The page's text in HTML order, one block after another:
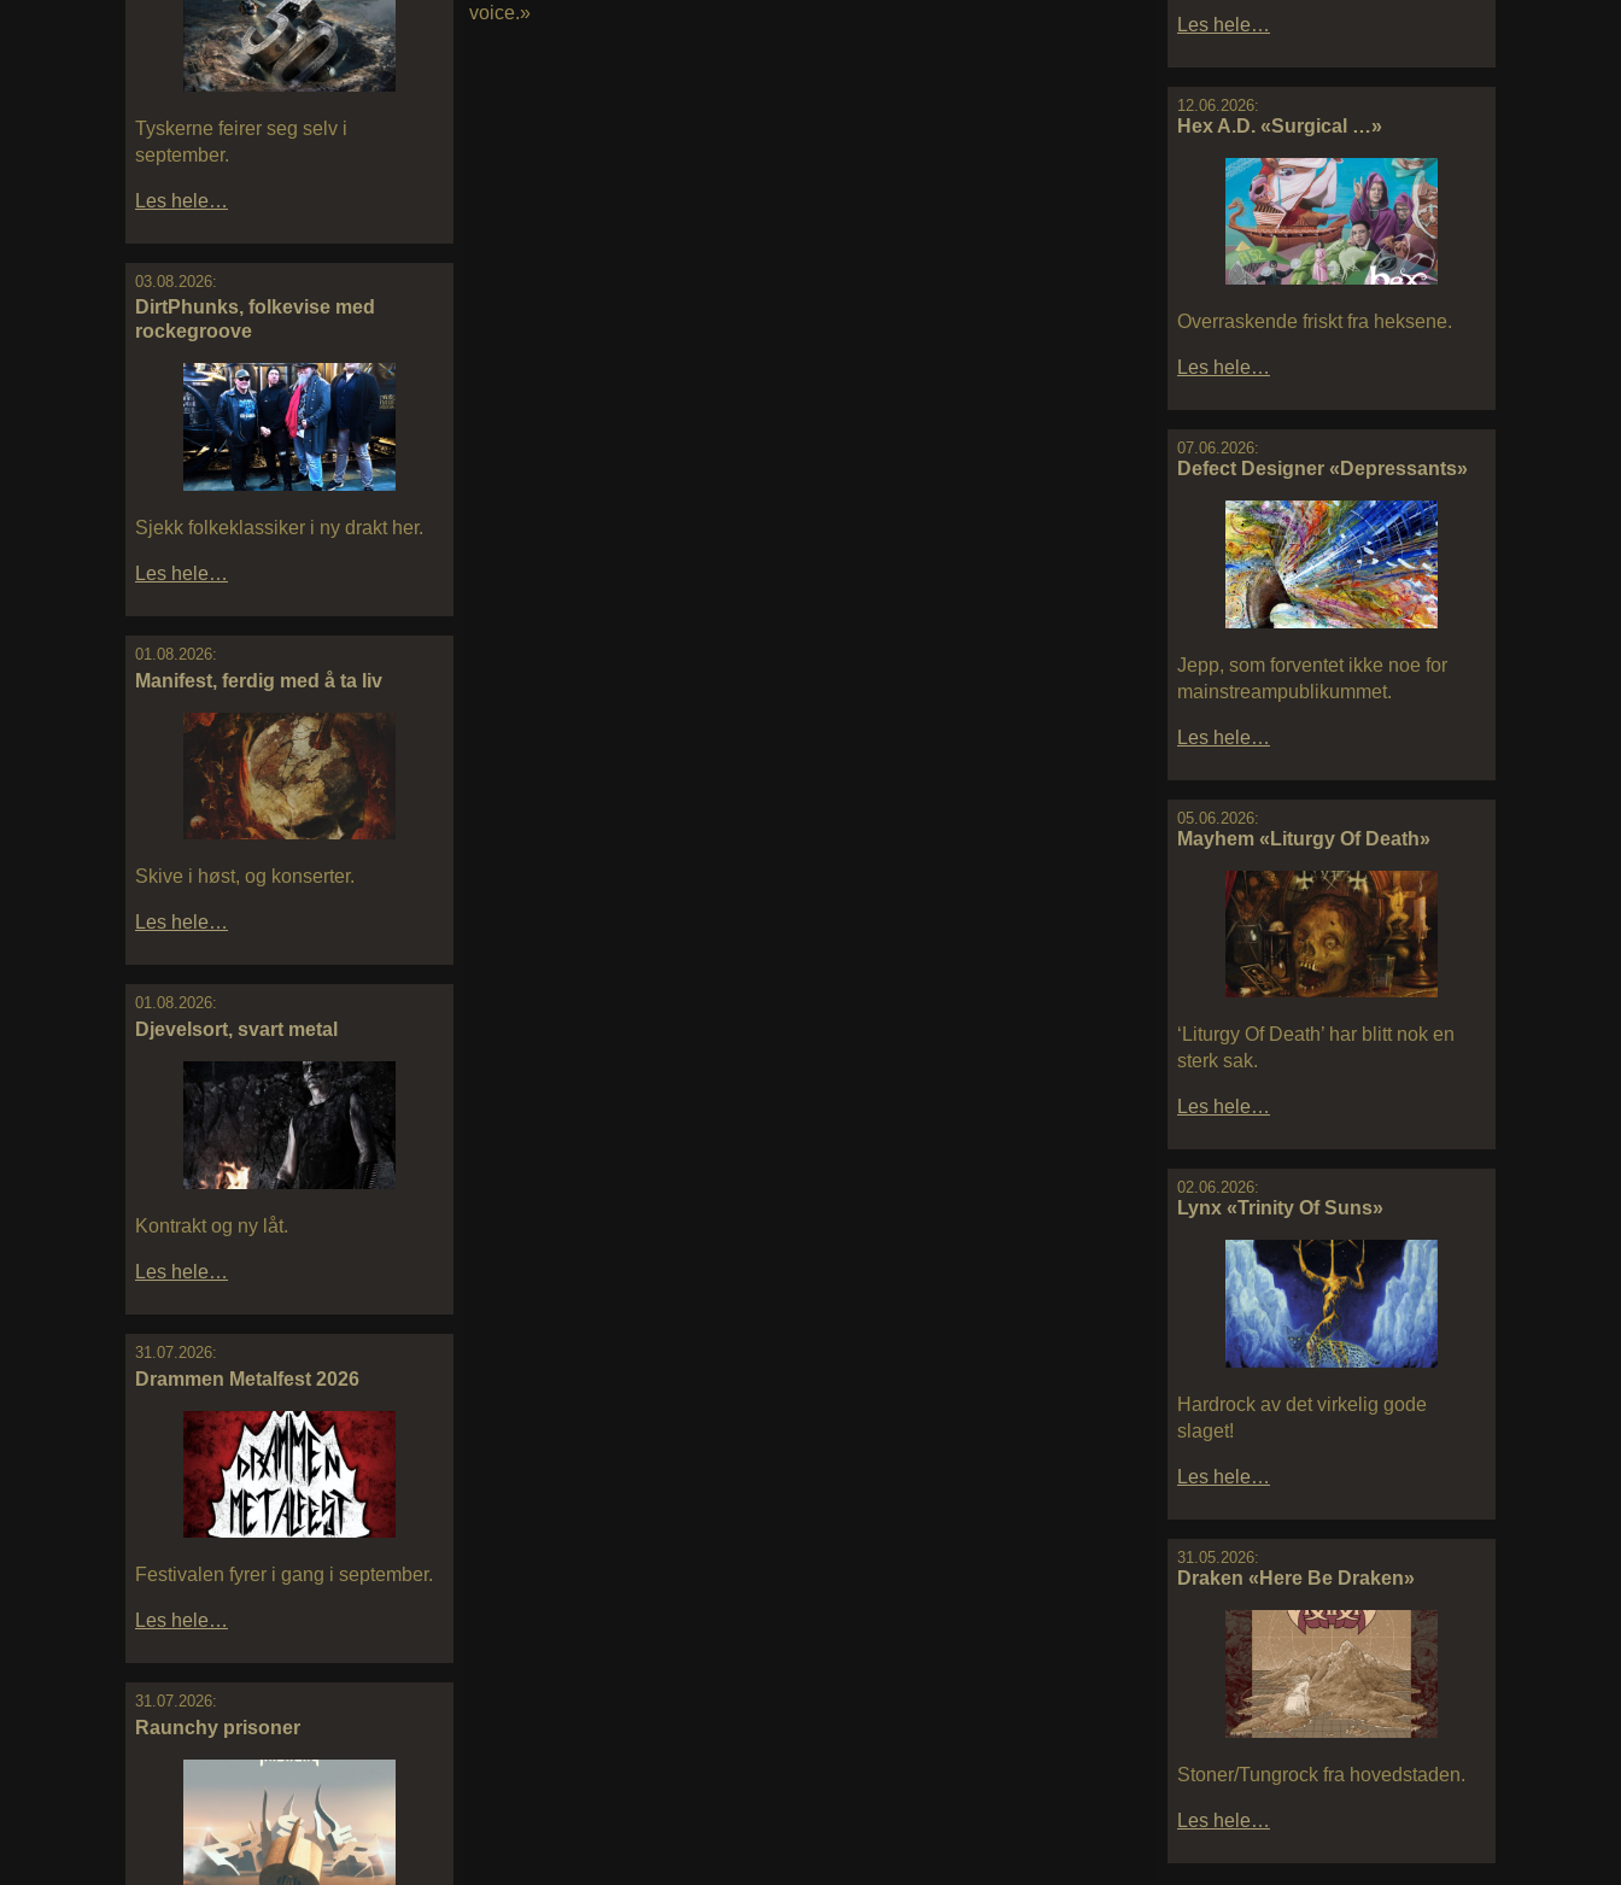
Tyskerne feirer seg selv i
september.
Les hele…
03.08.2026:
DirtPhunks, folkevise med
rockegroove
Sjekk folkeklassiker i ny drakt her.
Les hele…
01.08.2026:
Manifest, ferdig med å ta liv
Skive i høst, og konserter.
Les hele…
01.08.2026:
Djevelsort, svart metal
Kontrakt og ny låt.
Les hele…
31.07.2026:
Drammen Metalfest 2026
Festivalen fyrer i gang i september.
Les hele…
31.07.2026:
Raunchy prisoner
Les hele…
12.06.2026:
Hex A.D. «Surgical …»
Overraskende friskt fra heksene.
Les hele…
07.06.2026:
Defect Designer «Depressants»
Jepp, som forventet ikke noe for
mainstreampublikummet.
Les hele…
05.06.2026:
Mayhem «Liturgy Of Death»
‘Liturgy Of Death’ har blitt nok en
sterk sak.
Les hele…
02.06.2026:
Lynx «Trinity Of Suns»
Hardrock av det virkelig gode
slaget!
Les hele…
31.05.2026:
Draken «Here Be Draken»
Stoner/Tungrock fra hovedstaden.
Les hele…
voice.»